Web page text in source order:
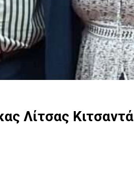
Λίτσας Κιτσαντά